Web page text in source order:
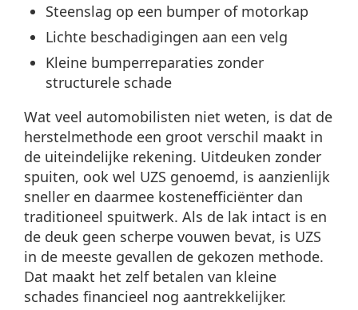
Steenslag op een bumper of motorkap
Lichte beschadigingen aan een velg
Kleine bumperreparaties zonder
structurele schade
Wat veel automobilisten niet weten, is dat de
herstelmethode een groot verschil maakt in
de uiteindelijke rekening. Uitdeuken zonder
spuiten, ook wel UZS genoemd, is aanzienlijk
sneller en daarmee kostenefficiënter dan
traditioneel spuitwerk. Als de lak intact is en
de deuk geen scherpe vouwen bevat, is UZS
in de meeste gevallen de gekozen methode.
Dat maakt het zelf betalen van kleine
schades financieel nog aantrekkelijker.